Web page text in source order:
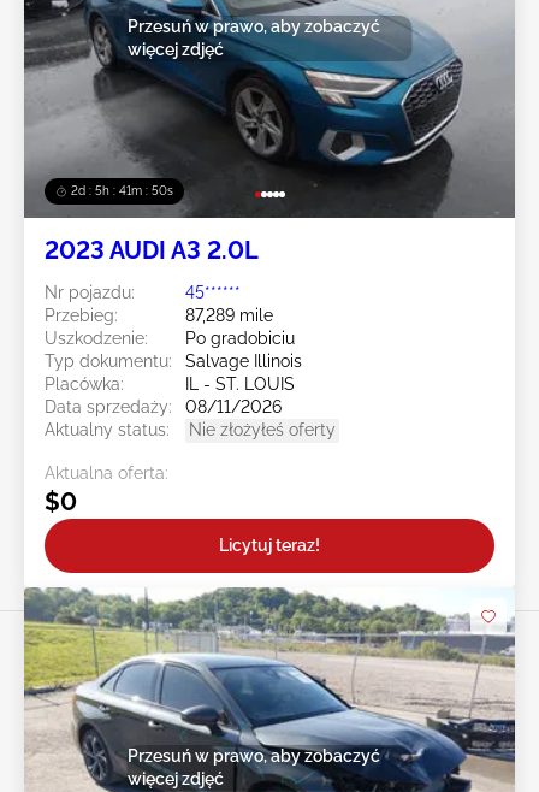
2d : 5h : 41m : 49s
Przesuń w prawo, aby zobaczyć
więcej zdjęć
2023 AUDI A3 2.0L
Nr pojazdu:
45******
Przebieg:
87,289 mile
Uszkodzenie:
Po gradobiciu
Typ dokumentu:
Salvage Illinois
Placówka:
IL - ST. LOUIS
Data sprzedaży:
08/11/2026
Aktualny status:
Nie złożyłeś oferty
Aktualna oferta:
$0
Licytuj teraz!
Przesuń w prawo, aby zobaczyć
więcej zdjęć